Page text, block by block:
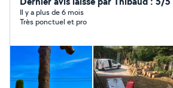
travail appliqué. À l'écoute de mes
mieux pour vous guider dans vos choix. Réactif, je me
respect des engagements. Devis GRATUIT ! N'hésitez
Il y a plus de 6 mois
Très ponctuel et pro